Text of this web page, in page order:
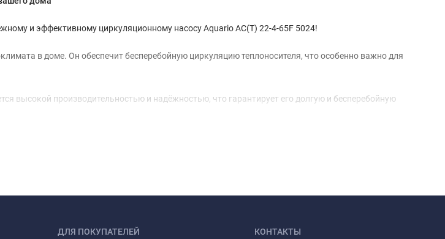
и эффективному циркуляционному насосу Aquario AC(T) 22-4-65F 5024!
в доме. Он обеспечит бесперебойную циркуляцию теплоносителя, что особенно важно для
высокой производительностью и надёжностью, что гарантирует его долгую и бесперебойную
ДЛЯ ПОКУПАТЕЛЕЙ КОНТАКТЫ